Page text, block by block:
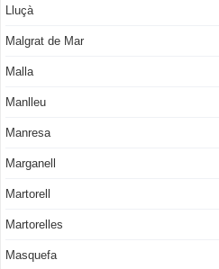
Lluçà
Malgrat de Mar
Malla
Manlleu
Manresa
Marganell
Martorell
Martorelles
Masquefa